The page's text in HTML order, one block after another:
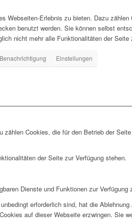
Webseiten-Erlebnis zu bieten. Dazu
benutzt werden. Sie können selbst
nicht mehr alle Funktionalitäten der Seite
Einstellungen
Cookies, die für den Betrieb der
der Seite zur Verfügung stehen.
Dienste und Funktionen zur Verfügung
erforderlich sind, hat die
auf dieser Webseite erzwingen.